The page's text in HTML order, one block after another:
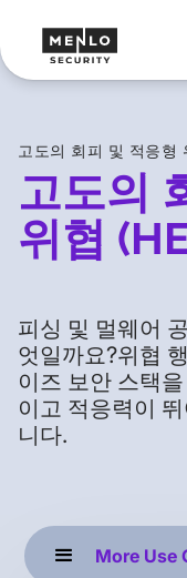
고도의 회피 및 적응형
고도의
위협
피싱 및 멀웨어
엇일까요?위협
이즈 보안 스택
이고 적응력이
니다.
More Use